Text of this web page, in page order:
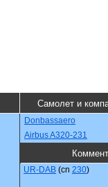
Самолет и
Donbassaero
Airbus A320-231
UR-DAB (cn 230)